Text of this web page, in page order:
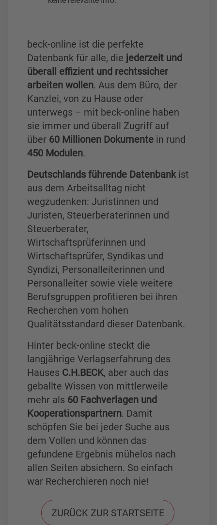
beck-online ist die perfekte
Datenbank für alle, die jederzeit und
überall effizient und rechtssicher
arbeiten wollen. Aus dem Büro, der
Kanzlei, von zu Hause oder
unterwegs – mit beck-online haben
sie immer und überall Zugriff auf
über 60 Millionen Dokumente in rund
450 Modulen.
Deutschlands führende Datenbankist
aus dem Arbeitsalltag nicht
wegzudenken: Juristinnen und
Juristen, Steuerberaterinnen und
Steuerberater,
Wirtschaftsprüferinnen und
Wirtschaftsprüfer, Syndikas und
Syndizi, Personalleiterinnen und
Personalleiter sowie viele weitere
Berufsgruppen profitieren bei ihren
Recherchen vom hohen
Qualitätsstandard dieser Datenbank.
Hinter beck-online steckt die
langjährige Verlagserfahrung des
Hauses C.H.BECK, aber auch das
geballte Wissen von mittlerweile
mehr als 60 Fachverlagen und
Kooperationspartnern. Damit
schöpfen Sie bei jeder Suche aus
dem Vollen und können das
gefundene Ergebnis mühelos nach
allen Seiten absichern. So einfach
war Recherchieren noch nie!
ZURÜCK ZUR STARTSEITE